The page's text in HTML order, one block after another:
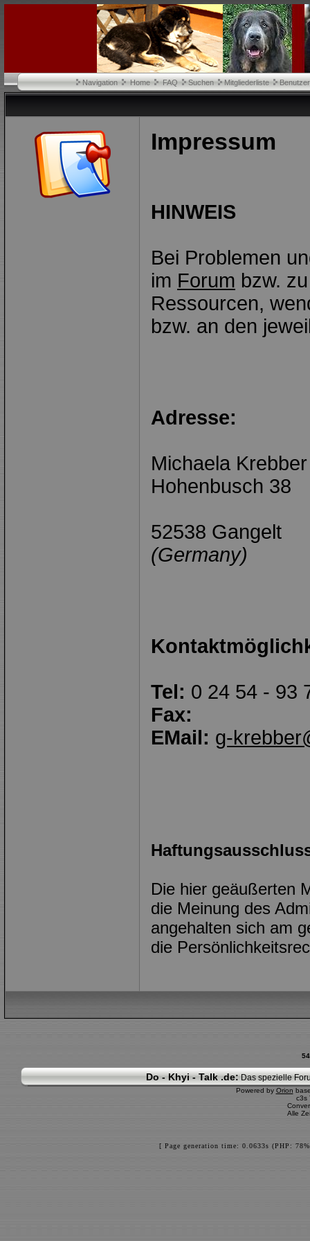
Navigation Home FAQ Suchen Mitgliederliste
Impressum
HINWEIS
Bei Problemen
im Forum bzw.
Ressourcen,
bzw. an den
Adresse:
Michaela Krebber
Hohenbusch 38
52538 Gangelt
(Germany)
Tel: 0 24 54 - 93
Fax:
EMail: g-
Die hier geäußerten
die Meinung des
angehalten sich am
die
Do - Khyi - Talk .de: Das spezielle
Powered by Orion
c3s
Alle
[ Page generation time: 0.0633s (PHP: